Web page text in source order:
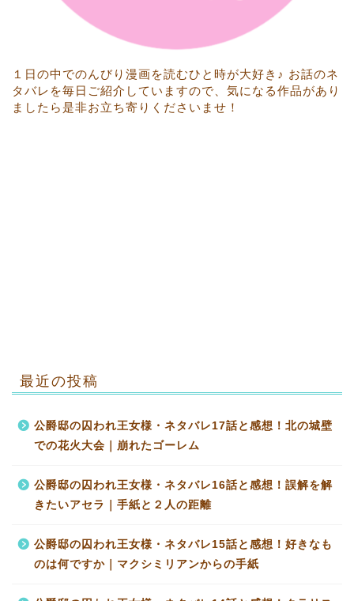
１日の中でのんびり漫画を読むひと時が大好き♪ お話のネ
タバレを毎日ご紹介していますので、気になる作品があり
ましたら是非お立ち寄りくださいませ！
最近の投稿
公爵邸の囚われ王女様・ネタバレ17話と感想！北の城壁
での花火大会｜崩れたゴーレム
公爵邸の囚われ王女様・ネタバレ16話と感想！誤解を解
きたいアセラ｜手紙と２人の距離
公爵邸の囚われ王女様・ネタバレ15話と感想！好きなも
のは何ですか｜マクシミリアンからの手紙